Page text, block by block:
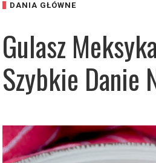
DANIA GŁÓWNE
Gulasz
Szybkie Danie